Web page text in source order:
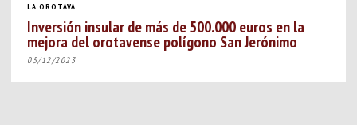
LA OROTAVA
Inversión insular de más de 500.000 euros en la
mejora del orotavense polígono San Jerónimo
05/12/2023